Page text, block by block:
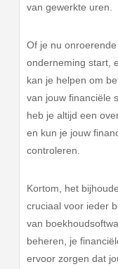
van gewerkte uren.
Of je nu
onderneming start,
kan je helpen om
van jouw financiële
heb je altijd een
en kun je jouw
controleren.
Kortom, het
cruciaal voor ieder
van
beheren, je
ervoor zorgen dat